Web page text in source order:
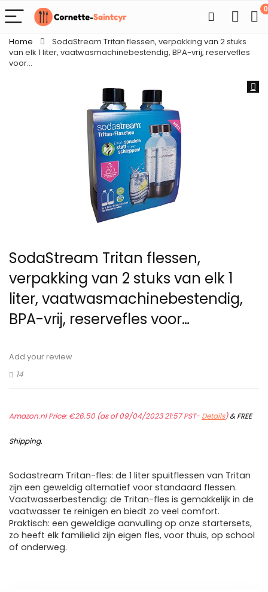
0
Home
SodaStream Tritan flessen, verpakking van 2 stuks
van elk 1 liter, vaatwasmachinebestendig, BPA-vrij, reservefles
voor…
SodaStream Tritan flessen,
verpakking van 2 stuks van elk 1
liter, vaatwasmachinebestendig,
BPA-vrij, reservefles voor…
Add your review
14
Amazon.nl Price:€26.50(as of 09/04/2023 21:57 PST- Details)&FREE
Shipping.
Sodastream Tritan-fles: de 1 liter spuitflessen van Tritan
zijn een geweldig alternatief voor standaard flessen.
Vaatwasserbestendig: de Tritan-fles is gemakkelijk in de
vaatwasser te reinigen en biedt zo veel comfort.
Praktisch: een geweldige aanvulling op onze startersets,
zo heeft elk familielid zijn eigen fles, voor thuis, op school
of onderweg.